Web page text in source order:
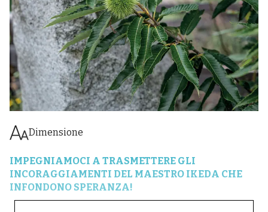
Dimensione
IMPEGNIAMOCI A TRASMETTERE GLI
INCORAGGIAMENTI DEL MAESTRO IKEDA CHE
INFONDONO SPERANZA!